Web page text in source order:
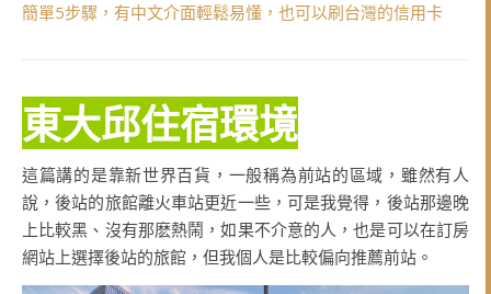
簡單5步驟，有中文介面輕鬆易懂，也可以刷台灣的信用卡
東大邱住宿環境
這篇講的是靠新世界百貨，一般稱為前站的區域，雖然有人
說，後站的旅館離火車站更近一些，可是我覺得，後站那邊晚
上比較黑、沒有那麽熱鬧，如果不介意的人，也是可以在訂房
網站上選擇後站的旅館，但我個人是比較偏向推薦前站。